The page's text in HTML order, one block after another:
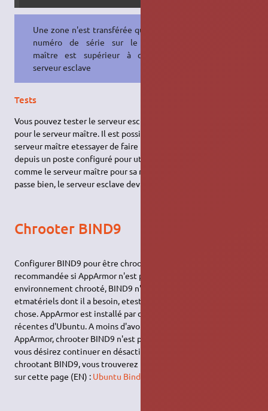
Une zone n'est transférée que si son
numéro de série sur le serveur
maître est supérieur à celui du
serveur esclave
Tests
Vous pouvez tester le serveur esclave de la même façon que
pour le serveur maître. Il est possible d'arrêter BIND9 sur le
serveur maître etessayer de faire un ping sur ubuntu-fr.lan.
depuis un poste configuré pour utiliser le serveur esclave
comme le serveur maître pour sa résolution de nom. Si tout ce
passe bien, le serveur esclave devrait résoudre ubuntu-fr.lan.
Chrooter BIND9
Configurer BIND9 pour être chrooté est une sécurité
recommandée si AppArmor n'est pas installé. Dans un
environnement chrooté, BIND9 n'a accès qu'aux fichiers
etmatériels dont il a besoin, etest incapable d'accèder à autre
chose. AppArmor est installé par défaut dans les versions
récentes d'Ubuntu. A moins d'avoir désactivé explicitement
AppArmor, chrooter BIND9 n'est pas nécessaire. Si malgré tout,
vous désirez continuer en désactivant AppArmor eten
chrootant BIND9, vous trouverez les informations nécessaires
sur cette page (EN) : Ubuntu Bind9 Howto